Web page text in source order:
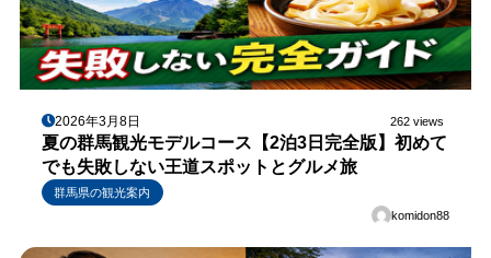
2026年3月8日 262 views
夏の群馬観光モデルコース【2泊3日完全版】初めて
でも失敗しない王道スポットとグルメ旅
群馬県の観光案内
komidon88